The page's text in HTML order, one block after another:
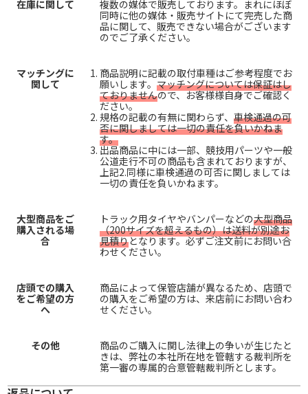
在庫に関して
複数の媒体で販売しております。まれにほぼ
同時に他の媒体・販売サイトにて完売した商
品に関して、販売できない場合がございます
のでご了承ください。
マッチングに
関して
商品説明に記載の取付車種はご参考程度でお
願いします。 マッチングについては保証はし
ておりませんので、お客様様自身でご確認く
ださい。
規格の記載の有無に関わらず、 車検通過の可
否に関しましては一切の責任を負いかねま
す。
出品商品に中には一部、競技用パーツや一般
公道走行不可の商品も含まれておりますが、
上記2.同様に車検通過の可否に関しましては
一切の責任を負いかねます。
大型商品をご
購入される場
合
トラック用タイヤやバンパーなどの大型商品
（200サイズを超えるもの）は送料が別途お
見積りとなります。必ずご注文前にお問い合
わせください。
店頭での購入
をご希望の方
へ
商品によって保管店舗が異なるため、店頭で
の購入をご希望の方は、来店前にお問い合わ
せください。
その他
商品のご購入に関し法律上の争いが生じたと
きは、弊社の本社所在地を管轄する裁判所を
第一審の専属的合意管轄裁判所とします。